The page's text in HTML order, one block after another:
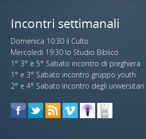
Incontri settimanali
Domenica 10:30 il Culto
Mercoledi 19:30 lo Studio Biblico
1° 3° e 5° Sabato incontro di preghiera
1° e 3° Sabato incontro gruppo youth
2° e 4° Sabato incontro degli universitari